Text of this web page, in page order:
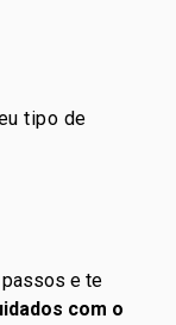
tipo de
e te
com o